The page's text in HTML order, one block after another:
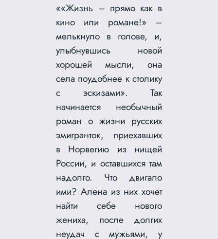
««Жизнь – прямо как в
кино или романе!» –
мелькнуло в голове, и,
улыбнувшись новой
хорошей мысли, она
села поудобнее к столику
с эскизами». Так
начинается необычный
роман о жизни русских
эмигранток, приехавших
в Норвегию из нищей
России, и оставшихся там
надолго. Что двигало
ими? Алена из них хочет
найти себе нового
жениха, после долгих
неудач с мужьями, у